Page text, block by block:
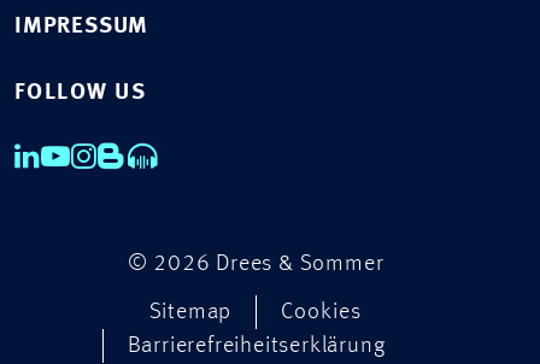
IMPRESSUM
FOLLOW US
© 2026 Drees & Sommer
Sitemap
Cookies
Barrierefreiheitserklärung